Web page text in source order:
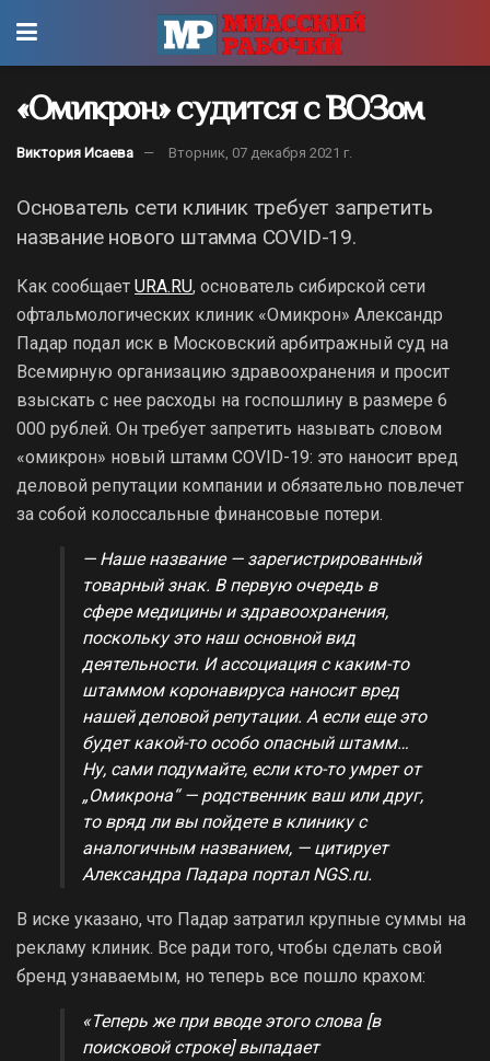
«Омикрон» судится с ВОЗом
Виктория Исаева Вторник, 07 декабря 2021 г.
Основатель сети клиник требует запретить
название нового штамма COVID-19.
Как сообщает URA.RU, основатель сибирской сети
офтальмологических клиник «Омикрон» Александр
Падар подал иск в Московский арбитражный суд на
Всемирную организацию здравоохранения и просит
взыскать с нее расходы на госпошлину в размере 6
000 рублей. Он требует запретить называть словом
«омикрон» новый штамм COVID-19: это наносит вред
деловой репутации компании и обязательно повлечет
за собой колоссальные финансовые потери.
— Наше название — зарегистрированный
товарный знак. В первую очередь в
сфере медицины и здравоохранения,
поскольку это наш основной вид
деятельности. И ассоциация с каким-то
штаммом коронавируса наносит вред
нашей деловой репутации. А если еще это
будет какой-то особо опасный штамм…
Ну, сами подумайте, если кто-то умрет от
„Омикрона“ — родственник ваш или друг,
то вряд ли вы пойдете в клинику с
аналогичным названием, — цитирует
Александра Падара портал NGS.ru.
В иске указано, что Падар затратил крупные суммы на
рекламу клиник. Все ради того, чтобы сделать свой
бренд узнаваемым, но теперь все пошло крахом:
«Теперь же при вводе этого слова [в
поисковой строке] выпадает